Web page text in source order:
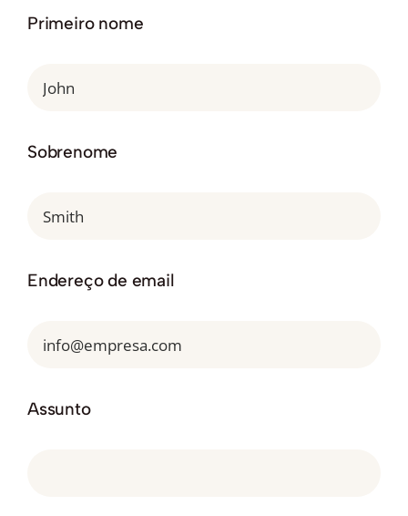
Primeiro nome
Sobrenome
Endereço de email
Assunto